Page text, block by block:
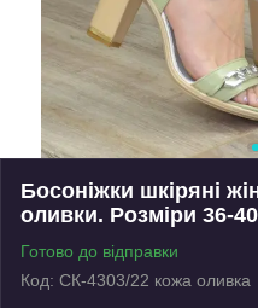
Босоніжки шкіряні
оливки. Розміри 36-40
Готово до відправки
Код: СК-4303/22 кожа оливка